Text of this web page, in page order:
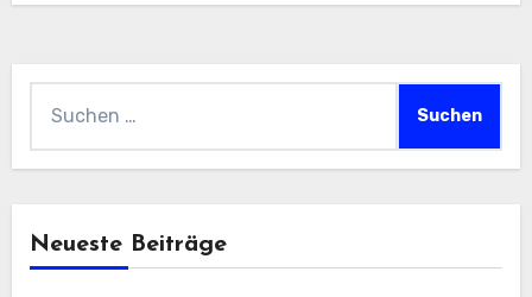
Neueste Beiträge